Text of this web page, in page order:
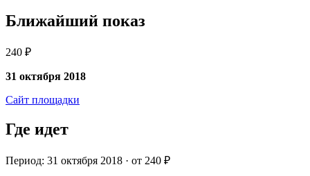
Ближайший показ
240 ₽
31 октября 2018
Сайт площадки
Где идет
Период: 31 октября 2018 · от 240 ₽